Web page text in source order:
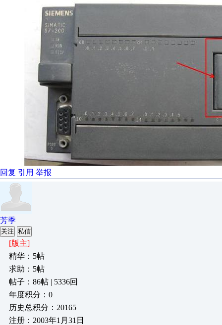
回复 引用 举报
芳季
关注 私信
[版主]
精华：5帖
求助：5帖
帖子：86帖 | 5336回
年度积分：0
历史总积分：20165
注册：2003年1月31日